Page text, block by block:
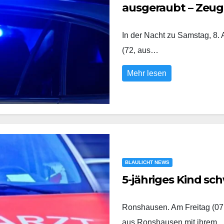
ausgeraubt –
In der Nacht zu Samstag,
(72, aus…
Mehr lesen
BLAULICHT NEWS
5-jähriges Kind
Ronshausen. Am Freitag
aus Ronshausen mit